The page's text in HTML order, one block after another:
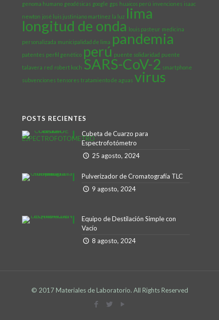
genoma humano geodésicas google gps huaicos perú invenciones isaac
newton josé luis justiniano martínez la luz lima
longitud de onda louis pasteur medicina
personalizada municipalidad de lima pandemia
patentes perfil genético perú puente solidaridad puente
talavera red robert koch SARS-CoV-2 smartphone
subvenciones tensores tratamiento de aguas virus
POSTS RECIENTES
Cubeta de Cuarzo para
Espectrofotómetro
25 agosto, 2024
Pulverizador de Cromatografía TLC
9 agosto, 2024
Equipo de Destilación Simple con
Vacío
8 agosto, 2024
© 2017 Materiales de Laboratorio. All Rights Reserved